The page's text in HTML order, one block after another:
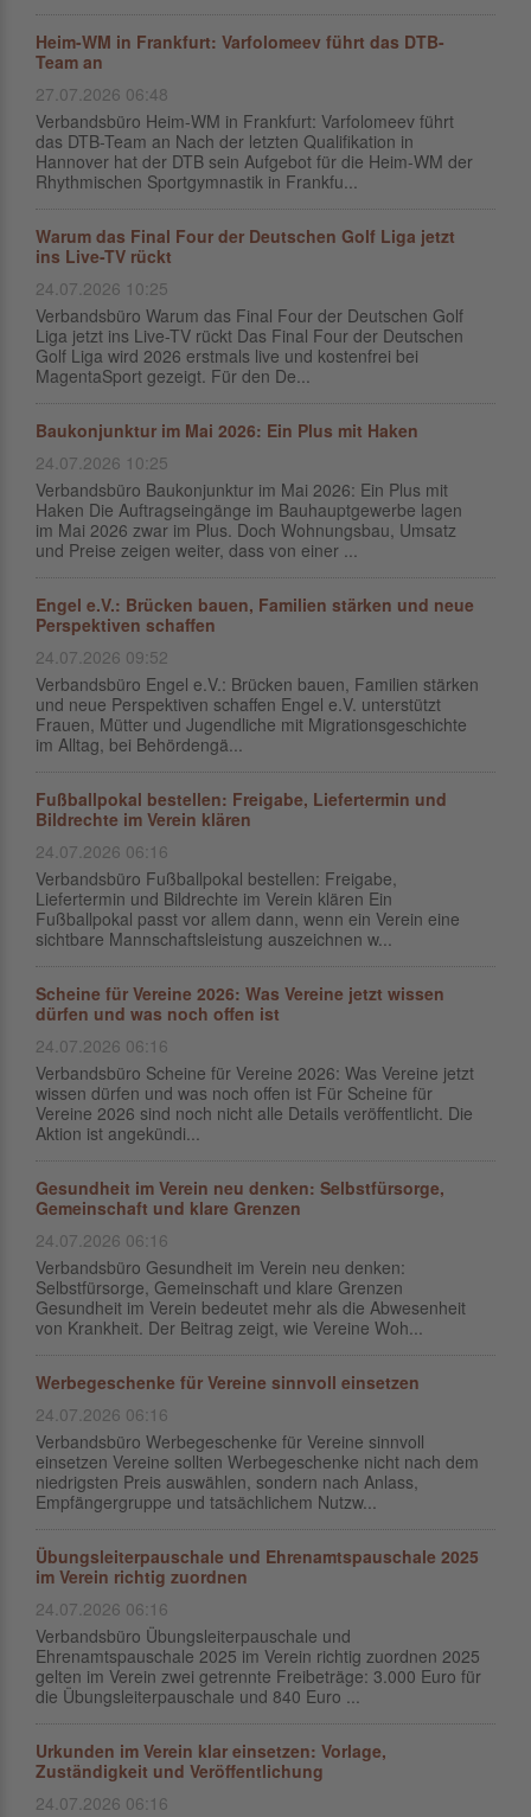
Heim-WM in Frankfurt: Varfolomeev führt das DTB-
Team an
27.07.2026 06:48
Verbandsbüro Heim-WM in Frankfurt: Varfolomeev führt
das DTB-Team an Nach der letzten Qualifikation in
Hannover hat der DTB sein Aufgebot für die Heim-WM der
Rhythmischen Sportgymnastik in Frankfu...
Warum das Final Four der Deutschen Golf Liga jetzt
ins Live-TV rückt
24.07.2026 10:25
Verbandsbüro Warum das Final Four der Deutschen Golf
Liga jetzt ins Live-TV rückt Das Final Four der Deutschen
Golf Liga wird 2026 erstmals live und kostenfrei bei
MagentaSport gezeigt. Für den De...
Baukonjunktur im Mai 2026: Ein Plus mit Haken
24.07.2026 10:25
Verbandsbüro Baukonjunktur im Mai 2026: Ein Plus mit
Haken Die Auftragseingänge im Bauhauptgewerbe lagen
im Mai 2026 zwar im Plus. Doch Wohnungsbau, Umsatz
und Preise zeigen weiter, dass von einer ...
Engel e.V.: Brücken bauen, Familien stärken und neue
Perspektiven schaffen
24.07.2026 09:52
Verbandsbüro Engel e.V.: Brücken bauen, Familien stärken
und neue Perspektiven schaffen Engel e.V. unterstützt
Frauen, Mütter und Jugendliche mit Migrationsgeschichte
im Alltag, bei Behördengä...
Fußballpokal bestellen: Freigabe, Liefertermin und
Bildrechte im Verein klären
24.07.2026 06:16
Verbandsbüro Fußballpokal bestellen: Freigabe,
Liefertermin und Bildrechte im Verein klären Ein
Fußballpokal passt vor allem dann, wenn ein Verein eine
sichtbare Mannschaftsleistung auszeichnen w...
Scheine für Vereine 2026: Was Vereine jetzt wissen
dürfen und was noch offen ist
24.07.2026 06:16
Verbandsbüro Scheine für Vereine 2026: Was Vereine jetzt
wissen dürfen und was noch offen ist Für Scheine für
Vereine 2026 sind noch nicht alle Details veröffentlicht. Die
Aktion ist angekündi...
Gesundheit im Verein neu denken: Selbstfürsorge,
Gemeinschaft und klare Grenzen
24.07.2026 06:16
Verbandsbüro Gesundheit im Verein neu denken:
Selbstfürsorge, Gemeinschaft und klare Grenzen
Gesundheit im Verein bedeutet mehr als die Abwesenheit
von Krankheit. Der Beitrag zeigt, wie Vereine Woh...
Werbegeschenke für Vereine sinnvoll einsetzen
24.07.2026 06:16
Verbandsbüro Werbegeschenke für Vereine sinnvoll
einsetzen Vereine sollten Werbegeschenke nicht nach dem
niedrigsten Preis auswählen, sondern nach Anlass,
Empfängergruppe und tatsächlichem Nutzw...
Übungsleiterpauschale und Ehrenamtspauschale 2025
im Verein richtig zuordnen
24.07.2026 06:16
Verbandsbüro Übungsleiterpauschale und
Ehrenamtspauschale 2025 im Verein richtig zuordnen 2025
gelten im Verein zwei getrennte Freibeträge: 3.000 Euro für
die Übungsleiterpauschale und 840 Euro ...
Urkunden im Verein klar einsetzen: Vorlage,
Zuständigkeit und Veröffentlichung
24.07.2026 06:16